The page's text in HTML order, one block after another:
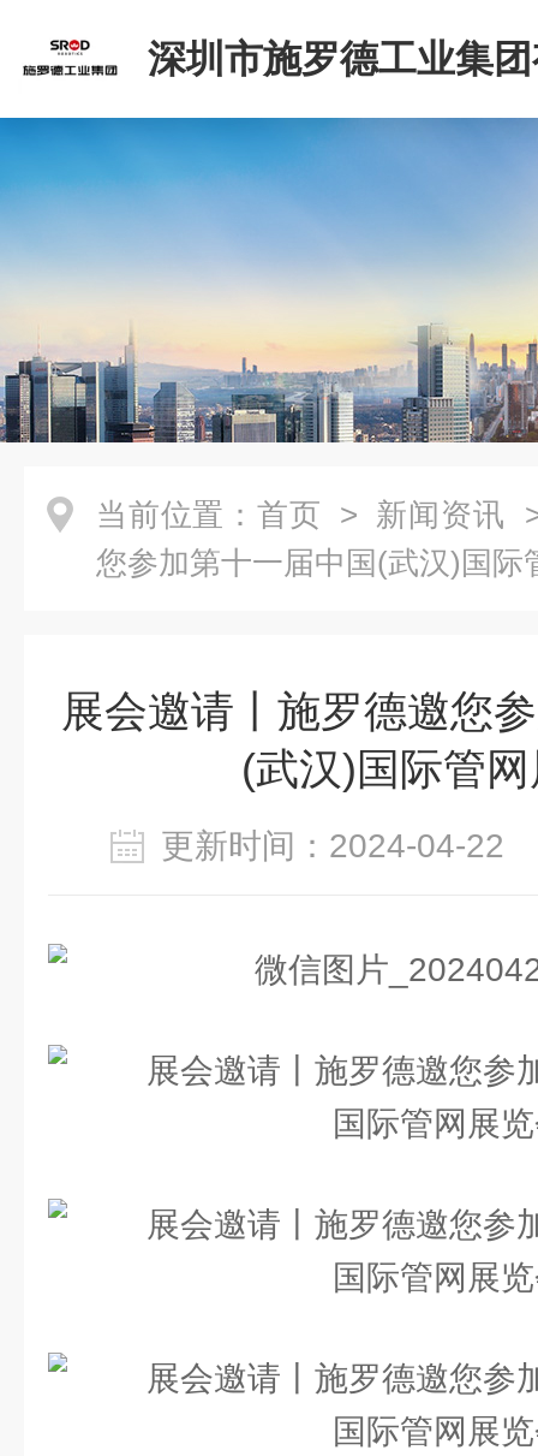
深圳市施罗德工业集
司
当前位置： 首页 > 新闻资讯
您参加第十一届中国(武汉)国际
展会邀请丨施罗德邀您
(武汉)国际管
更新时间：2024-04-